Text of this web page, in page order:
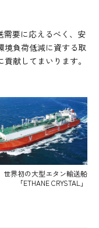
需要に応えるべく、安
境負荷低減に資する取
献してまいります。
世界初の大型エタン輸送船
「ETHANE CRYSTAL」